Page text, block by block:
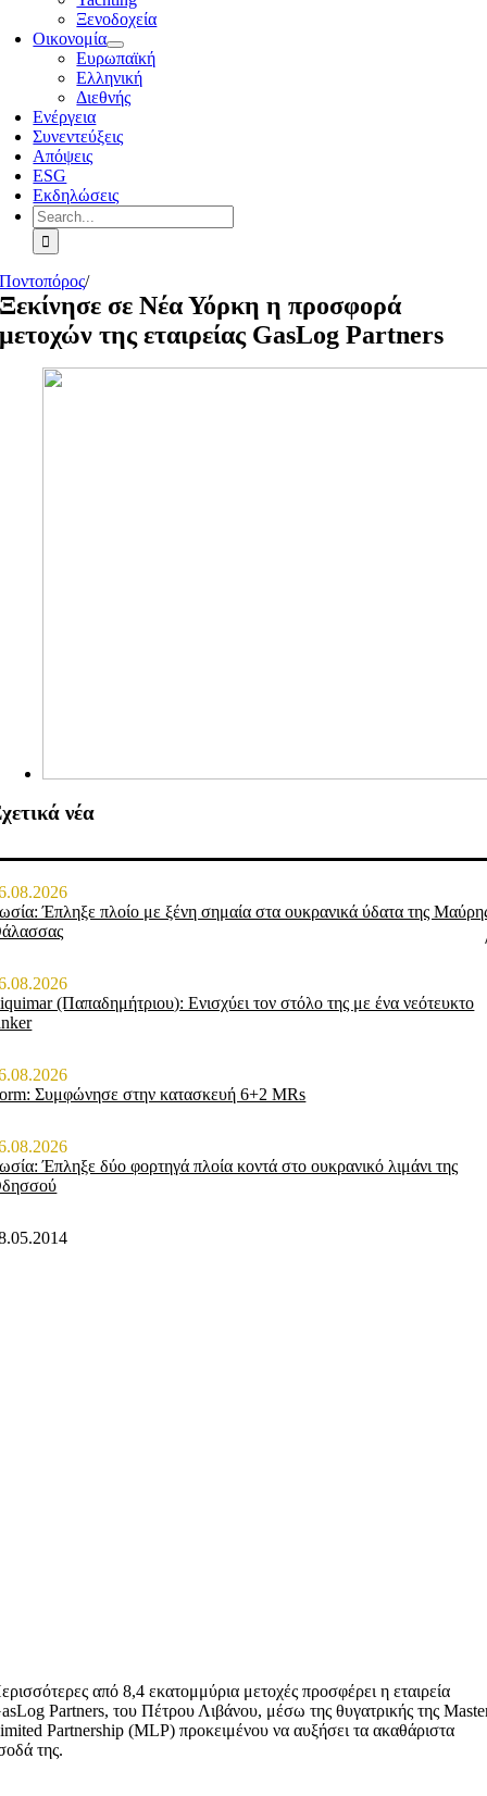
Ξενοδοχεία
Οικονομία
Ευρωπαϊκή
Ελληνική
Διεθνής
Ενέργεια
Συνεντεύξεις
Απόψεις
ESG
Εκδηλώσεις
Search
for:
Ποντοπόρος/
Ξεκίνησε σε Νέα Υόρκη η προσφορά
μετοχών της εταιρείας GasLog Partners
νέα
Έπληξε πλοίο με ξένη σημαία στα ουκρανικά ύδατα της
(Παπαδημήτριου): Ενισχύει τον στόλο της με ένα νεότευκτο
Συμφώνησε στην κατασκευή 6+2 MRs
Έπληξε δύο φορτηγά πλοία κοντά στο ουκρανικό λιμάνι της
από 8,4 εκατομμύρια μετοχές προσφέρει η εταιρεία
Partners, του Πέτρου Λιβάνου, μέσω της θυγατρικής της
Partnership (MLP) προκειμένου να αυξήσει τα ακαθάριστα
της.